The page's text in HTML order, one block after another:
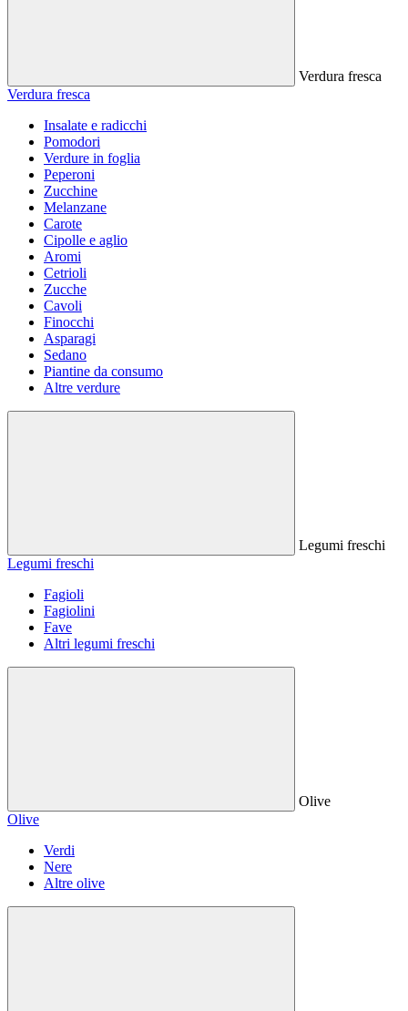
Verdura fresca
Verdura fresca
Insalate e radicchi
Pomodori
Verdure in foglia
Peperoni
Zucchine
Melanzane
Carote
Cipolle e aglio
Aromi
Cetrioli
Zucche
Cavoli
Finocchi
Asparagi
Sedano
Piantine da consumo
Altre verdure
Legumi freschi
Legumi freschi
Fagioli
Fagiolini
Fave
Altri legumi freschi
Olive
Olive
Verdi
Nere
Altre olive